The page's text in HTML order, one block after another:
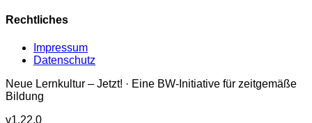
Rechtliches
Impressum
Datenschutz
Neue Lernkultur – Jetzt! · Eine BW-Initiative für zeitgemäße
Bildung
v1.22.0